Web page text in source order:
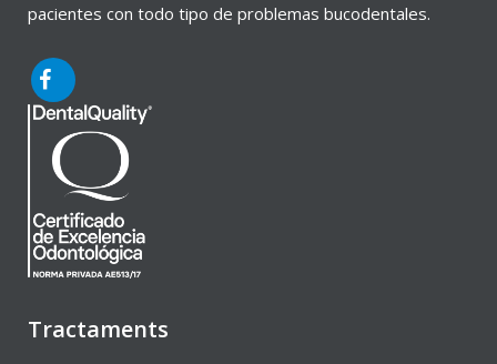
pacientes con todo tipo de problemas bucodentales.
Tractaments